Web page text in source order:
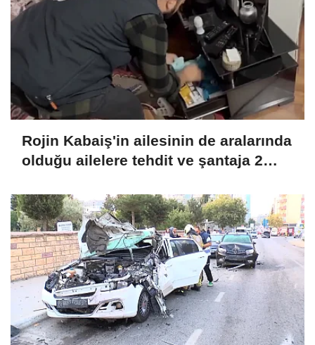
Rojin Kabaiş'in ailesinin de aralarında
olduğu ailelere tehdit ve şantaja 2